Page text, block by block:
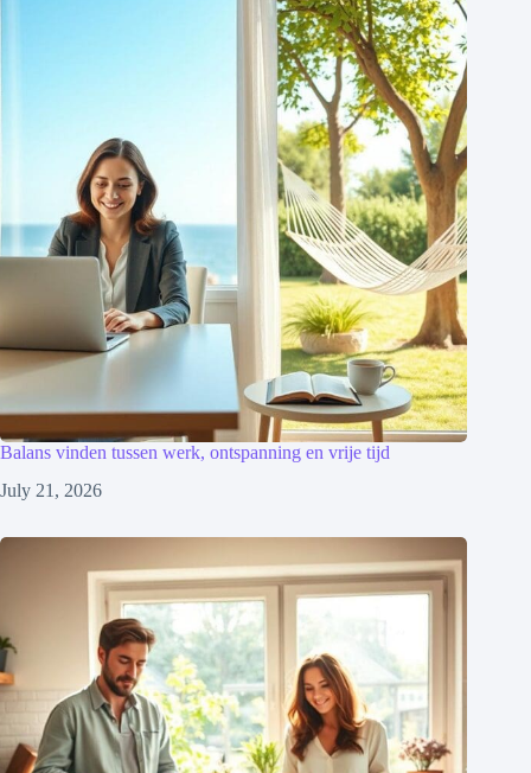
Balans vinden tussen werk, ontspanning en vrije tijd
July 21, 2026